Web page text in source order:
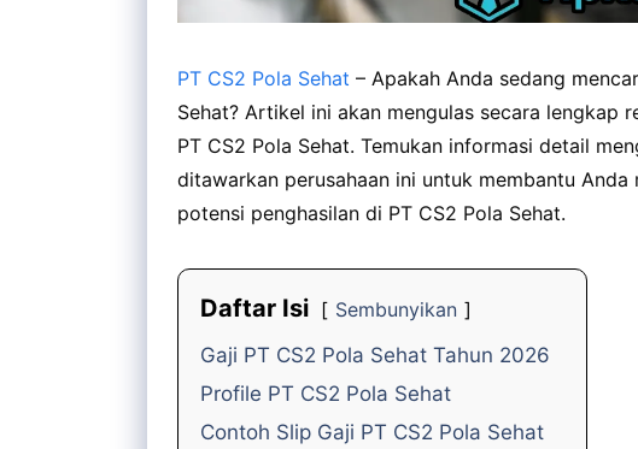
PT CS2 Pola Sehat – Apakah Anda sedang
Sehat? Artikel ini akan mengulas secara lengkap
PT CS2 Pola Sehat. Temukan informasi detail
ditawarkan perusahaan ini untuk membantu
potensi penghasilan di PT CS2 Pola Sehat.
Daftar Isi
Sembunyikan
Gaji PT CS2 Pola Sehat Tahun 2026
Profile PT CS2 Pola Sehat
Contoh Slip Gaji PT CS2 Pola Sehat